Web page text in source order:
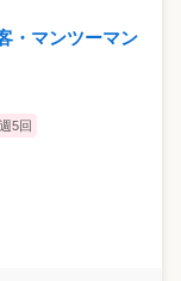
・マンツーマン
週5回